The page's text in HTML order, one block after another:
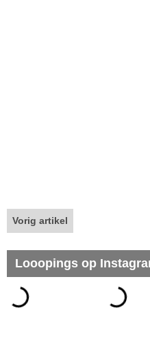
Vorig artikel
Looopings op